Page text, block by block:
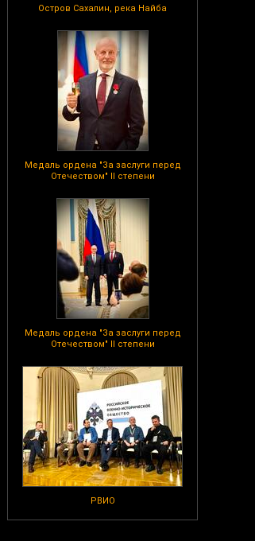
Остров Сахалин, река Найба
Медаль ордена "За заслуги перед
Отечеством" II степени
Медаль ордена "За заслуги перед
Отечеством" II степени
РВИО